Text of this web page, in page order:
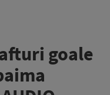
goale